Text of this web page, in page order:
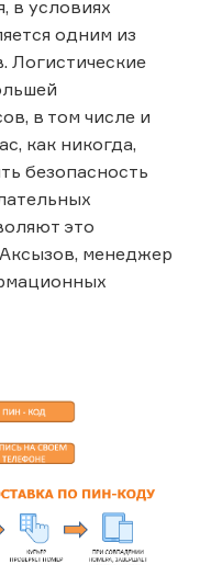
в условиях
одним из
Логистические
в том числе и
как никогда,
безопасность
это
менеджер